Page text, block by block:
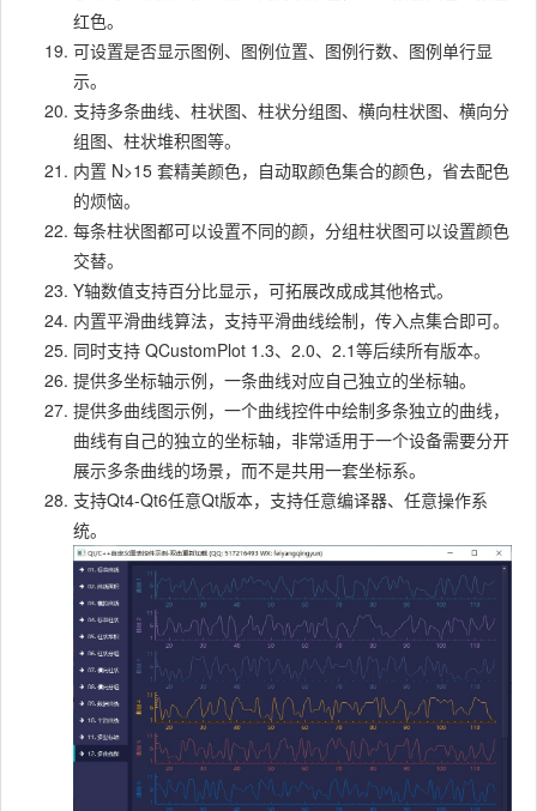
红色。
可设置是否显示图例、图例位置、图例行数、图例单行显
示。
支持多条曲线、柱状图、柱状分组图、横向柱状图、横向分
组图、柱状堆积图等。
内置 N>15 套精美颜色，自动取颜色集合的颜色，省去配色
的烦恼。
每条柱状图都可以设置不同的颜，分组柱状图可以设置颜色
交替。
Y轴数值支持百分比显示，可拓展改成成其他格式。
内置平滑曲线算法，支持平滑曲线绘制，传入点集合即可。
同时支持 QCustomPlot 1.3、2.0、2.1等后续所有版本。
提供多坐标轴示例，一条曲线对应自己独立的坐标轴。
提供多曲线图示例，一个曲线控件中绘制多条独立的曲线，
曲线有自己的独立的坐标轴，非常适用于一个设备需要分开
展示多条曲线的场景，而不是共用一套坐标系。
支持Qt4-Qt6任意Qt版本，支持任意编译器、任意操作系
统。